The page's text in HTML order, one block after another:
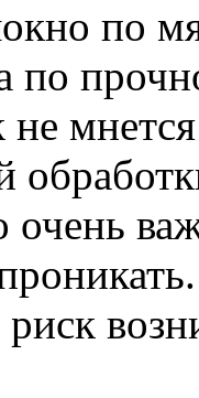
по
по
очень